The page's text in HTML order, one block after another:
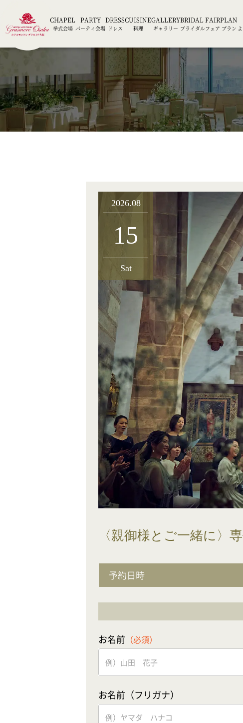
CHAPEL
挙式会場
PARTY
パーティ会場
DRESS
ドレス
CUISINE
料理
GALLERY
ギャラリー
BRIDAL FAIR
ブライダルフェア
PLAN
プラン
2026.08
15
Sat
〈親御様とご一緒に〉
予約日時
お名前 （必須）
お名前（フリガナ）